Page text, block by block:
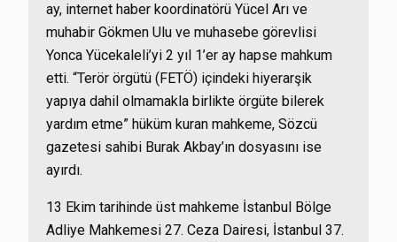
ay, internet haber koordinatörü Yücel Arı ve
muhabir Gökmen Ulu ve muhasebe görevlisi
Yonca Yücekaleli’yi 2 yıl 1’er ay hapse mahkum
etti. “Terör örgütü (FETÖ) içindeki hiyerarşik
yapıya dahil olmamakla birlikte örgüte bilerek
yardım etme” hüküm kuran mahkeme, Sözcü
gazetesi sahibi Burak Akbay’ın dosyasını ise
ayırdı.
13 Ekim tarihinde üst mahkeme İstanbul Bölge
Adliye Mahkemesi 27. Ceza Dairesi, İstanbul 37.